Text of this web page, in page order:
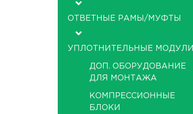
ОТВЕТНЫЕ РАМЫ/МУФТЫ
УПЛОТНИТЕЛЬНЫЕ МОДУЛИ
ДОП. ОБОРУДОВАНИЕ
ДЛЯ МОНТАЖА
КОМПРЕССИОННЫЕ
БЛОКИ